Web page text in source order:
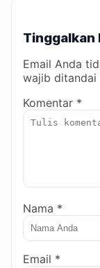
Tinggalkan
Email Anda
wajib ditandai
Komentar *
Nama *
Email *